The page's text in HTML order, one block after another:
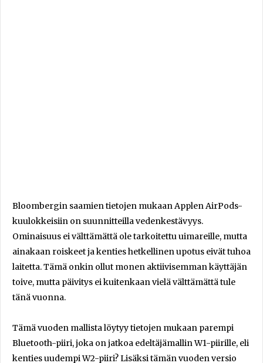
Bloombergin saamien tietojen mukaan Applen AirPods-
kuulokkeisiin on suunnitteilla vedenkestävyys.
Ominaisuus ei välttämättä ole tarkoitettu uimareille, mutta
ainakaan roiskeet ja kenties hetkellinen upotus eivät tuhoa
laitetta. Tämä onkin ollut monen aktiivisemman käyttäjän
toive, mutta päivitys ei kuitenkaan vielä välttämättä tule
tänä vuonna.
Tämä vuoden mallista löytyy tietojen mukaan parempi
Bluetooth-piiri, joka on jatkoa edeltäjämallin W1-piirille, eli
kenties uudempi W2-piiri? Lisäksi tämän vuoden versio